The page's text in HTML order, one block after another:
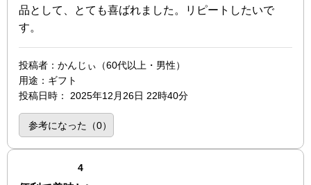
品として、とても喜ばれました。リピートしたいで
す。
投稿者 ：かんじぃ（60代以上・男性）
用途 ：ギフト
投稿日時 ： 2025年12月26日 22時40分
参考になった（0）
4点（4点満点中）